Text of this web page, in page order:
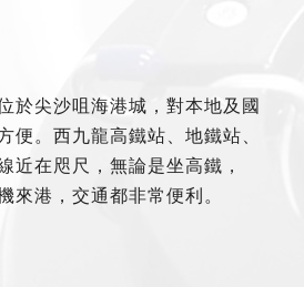
於尖沙咀海港城，對本地及國
便。西九龍高鐵站、地鐵站、
近在咫尺，無論是坐高鐵，
來港，交通都非常便利。